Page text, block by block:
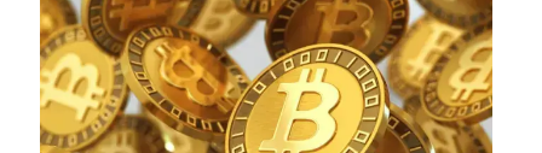
інтернет-
магазин